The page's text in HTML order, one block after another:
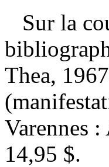
Sur la
Thea,
Varennes
14,95 $.